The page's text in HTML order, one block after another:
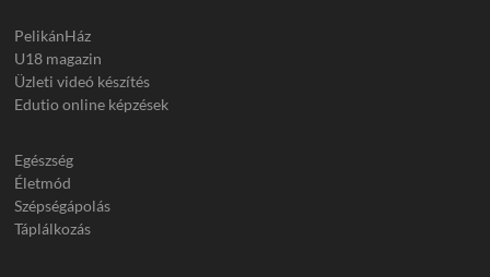
PelikánHáz
U18 magazin
Üzleti videó készítés
Edutio online képzések
Egészség
Életmód
Szépségápolás
Táplálkozás